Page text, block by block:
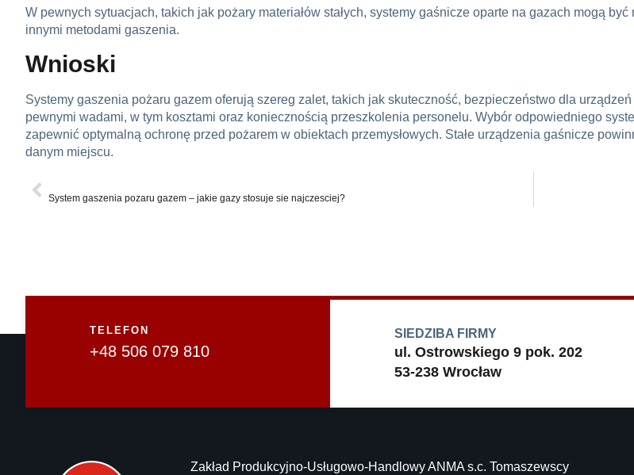
W pewnych sytuacjach, takich jak pożary materiałów stałych, systemy gaśnicze oparte na gazach mogą
innymi metodami gaszenia.
Wnioski
Systemy gaszenia pożaru gazem oferują szereg zalet, takich jak skuteczność, bezpieczeństwo dla
pewnymi wadami, w tym kosztami oraz koniecznością przeszkolenia personelu. Wybór odpowiedniego
zapewnić optymalną ochronę przed pożarem w obiektach przemysłowych. Stałe urządzenia gaśnicze
danym miejscu.
System gaszenia pozaru gazem – jakie gazy stosuje sie najczesciej?
TELEFON
+48 506 079 810
SIEDZIBA FIRMY
ul. Ostrowskiego 9 pok. 202
53-238 Wrocław
Zakład Produkcyjno-Usługowo-Handlowy ANMA s.c. Tomaszewscy